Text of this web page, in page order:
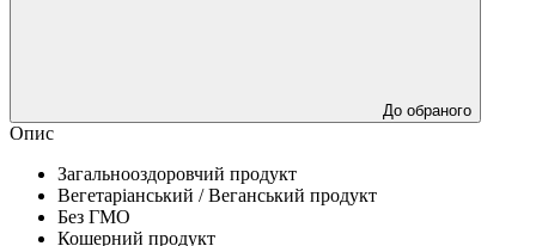
До обраного
Опис
Загальнооздоровчий продукт
Вегетаріанський / Веганський продукт
Без ГМО
Кошерний продукт